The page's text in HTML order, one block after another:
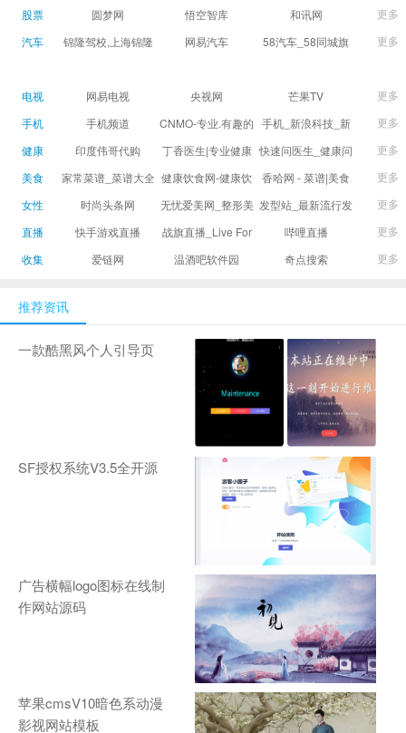
股,股票软件,炒股软
件，免费炒股软
软件,证
股票
圆梦网 悟空智库 和讯网
更多
汽车
锦隆驾校,上海锦隆
网易汽车
58汽车_58同城旗
更多
电视 网易电视 央视网 芒果TV
更多
手机
手机频道
CNMO-专业.有趣的
科技新媒体
手机_新浪科技_新
浪网
更多
健康
印度伟哥代购
丁香医生|专业健康
生活方式平台
快速问医生_健康问
题免费在线咨询专
更多
美食
家常菜谱_菜谱大全
_菜谱家常菜做法大
健康饮食网-健康饮
食食谱_健康饮食小
香哈网 - 菜谱|美食
菜谱|菜谱大全-学做
更多
女性
时尚头条网
LADYMAX.cn|国内
新闻并提供奢侈品
无忧爱美网_整形美
容门户
发型站_最新流行发
型设计发型图片与
更多
直播
快手游戏直播
战旗直播_Live For
Gamers丨天生爱
哔哩直播
更多
收集
爱链网 温酒吧软件园 奇点搜索 更多
推荐资讯
一款酷黑风个人引导页
SF授权系统V3.5全开源
广告横幅logo图标在线制
作网站源码
苹果cmsV10暗色系动漫
影视网站模板